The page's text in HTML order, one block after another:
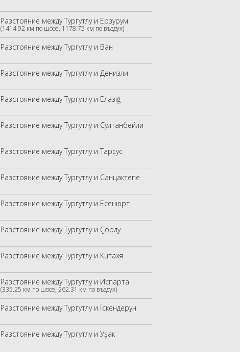
Разстояние между Тургутлу и Ерзурум
(1414.92 км по шосе, 1178.75 км по въздух)
Разстояние между Тургутлу и Ван
Разстояние между Тургутлу и Денизли
Разстояние между Тургутлу и Елазığ
Разстояние между Тургутлу и Султанбейли
Разстояние между Тургутлу и Тарсус
Разстояние между Тургутлу и Санцактепе
Разстояние между Тургутлу и Есенюрт
Разстояние между Тургутлу и Çорлу
Разстояние между Тургутлу и Кüтахя
Разстояние между Тургутлу и Испарта
(335.25 км по шосе, 262.31 км по въздух)
Разстояние между Тургутлу и İскендерун
Разстояние между Тургутлу и Уşак